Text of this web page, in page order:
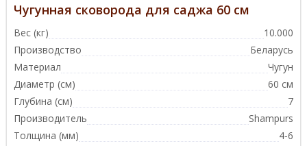
Чугунная сковорода для саджа 60 см
Вес (кг)
10.000
Производство
Беларусь
Материал
Чугун
Диаметр (см)
60 см
Глубина (см)
7
Производитель
Shampurs
Толщина (мм)
4-6